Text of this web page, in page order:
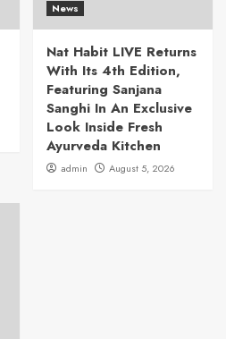
News
Nat Habit LIVE Returns
With Its 4th Edition,
Featuring Sanjana
Sanghi In An Exclusive
Look Inside Fresh
Ayurveda Kitchen
admin August 5, 2026